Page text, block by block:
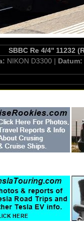
SBBC Re 4/4'' 11232
NIKON D3300 | Datum: